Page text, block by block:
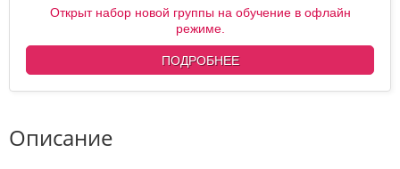
Открыт набор новой группы на обучение в офлайн
режиме.
ПОДРОБНЕЕ
Описание